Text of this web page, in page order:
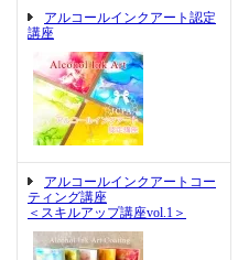
アルコールインクアート認定
講座
アルコールインクアートコー
ティング講座
＜スキルアップ講座vol.1＞